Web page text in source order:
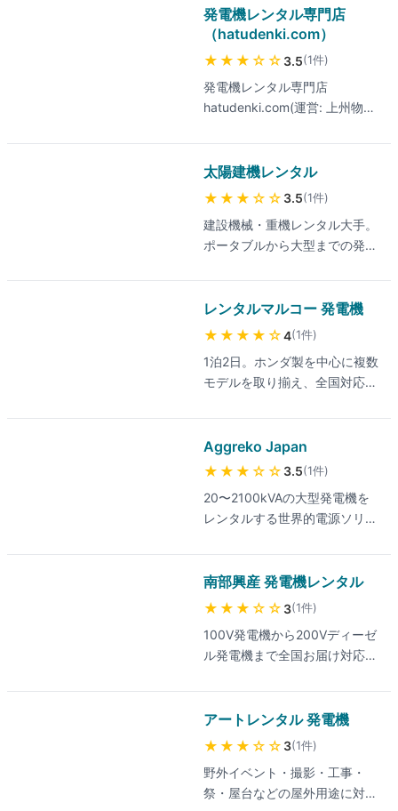
い。短期から長期レンタルまで
対応。
発電機レンタル専門店
（hatudenki.com）
★★★ ☆☆ 3.5(1件)
発電機レンタル専門店
hatudenki.com(運営: 上州物産)
UPSのレンタル専門店。ヤマ
ハ・ホンダ・アースパワー製の
国産発電機にこだわった品揃
(北海道・九州は別途)。前日お
届け・日割り料金・弁償不要保
対応も特徴。有資格整備士によ
る全機点検・整備済み、365日
緊急連絡先サポート体制完備。
台風停電・夏祭り等のイベント
緊急対応の口コミ多数。インバ
公式サイトでご確認ください。
太陽建機レンタル
★★★ ☆☆ 3.5(1件)
建設機械・重機レンタル大手。
ポータブルから大型までの発電
害発生時など幅広い用途に対
応。
レンタルマルコー 発電機
★★★★ ☆4(1件)
1泊2日。ホンダ製を中心に複数
モデルを取り揃え、全国対応で
の料金は公式サイトでご確認く
ださい。
Aggreko Japan
★★★ ☆☆ 3.5(1件)
20〜2100kVAの大型発電機を
レンタルする世界的電源ソリュ
非常用にディーゼル/ガス発電
機を提供。
南部興産 発電機レンタル
★★★ ☆☆ 3(1件)
100V発電機から200Vディーゼ
ル発電機まで全国お届け対応。
ンプなどアウトドア用途にも適
する。
アートレンタル 発電機
★★★ ☆☆ 3(1件)
野外イベント・撮影・工事・
祭・屋台などの屋外用途に対